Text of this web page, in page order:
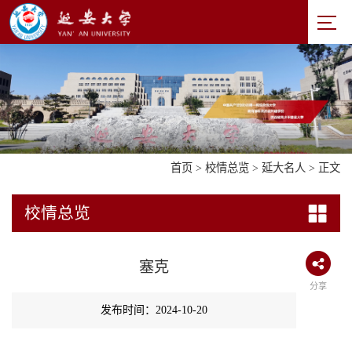
首页 > 校情总览 > 延大名人 > 正文
校情总览
塞克
分享
发布时间：2024-10-20